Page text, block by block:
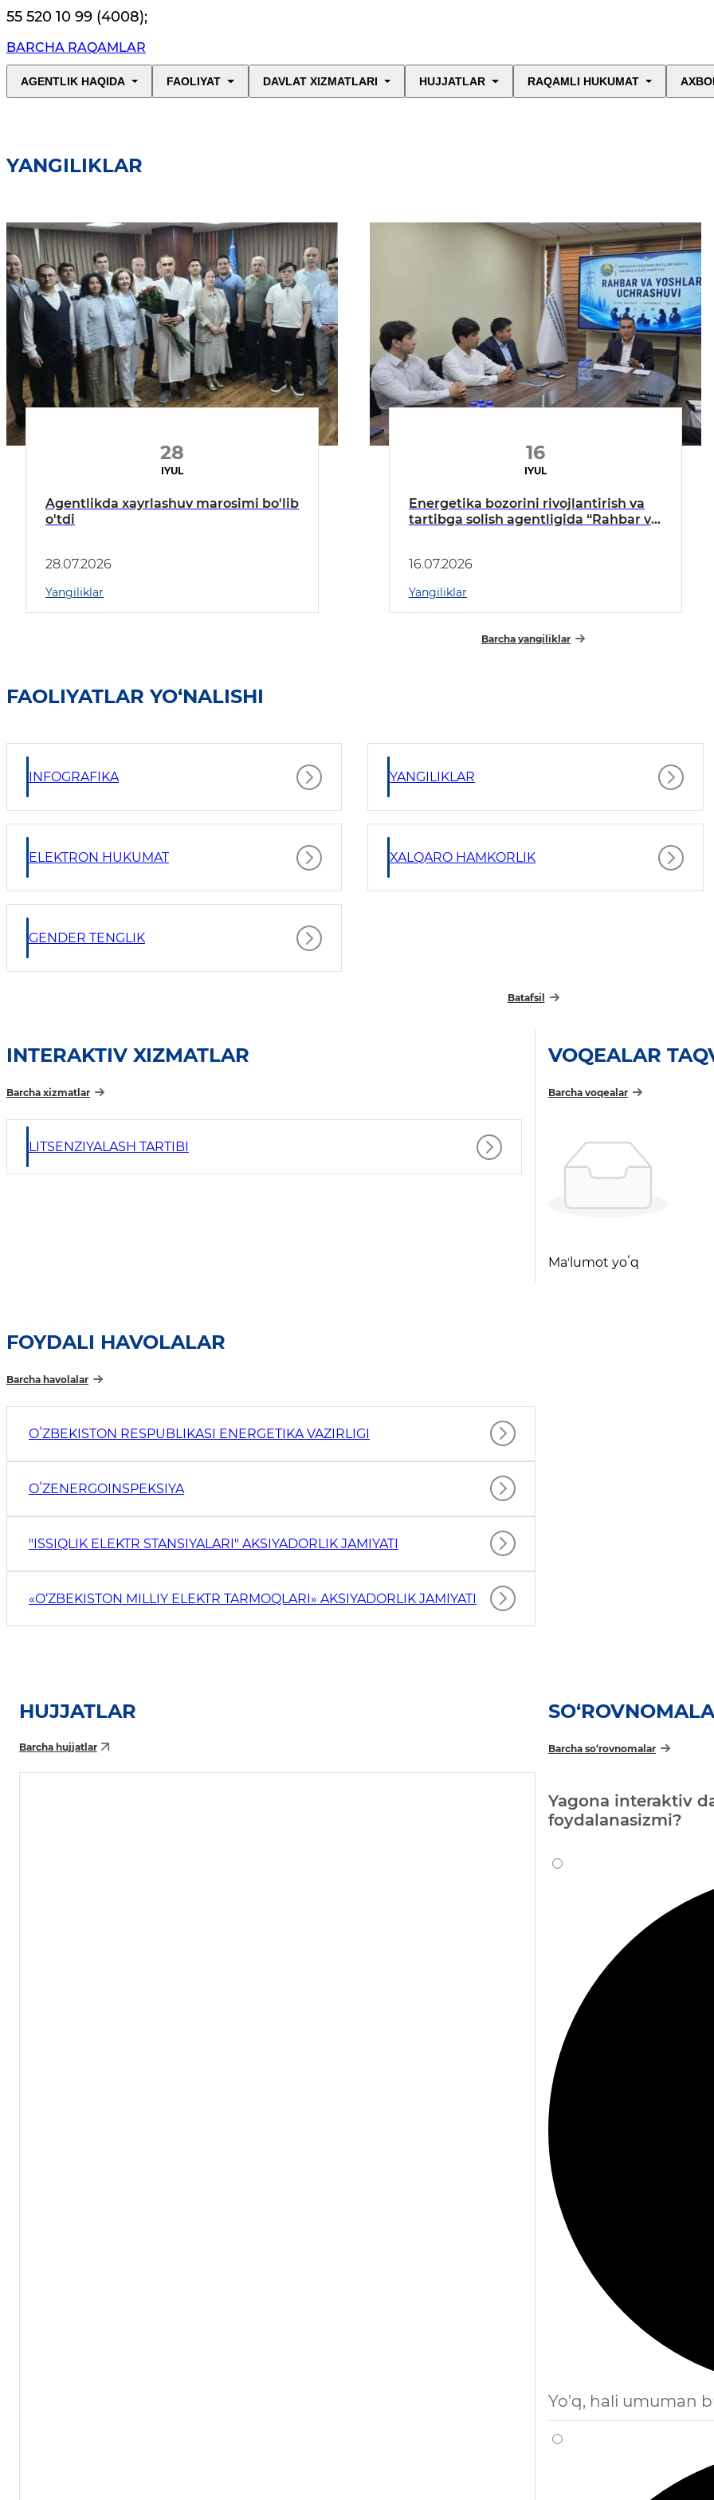
55 520 10 99 (4008);
BARCHA RAQAMLAR
AGENTLIK HAQIDA FAOLIYAT DAVLAT XIZMATLARI HUJJATLAR RAQAMLI HUKUMAT
YANGILIKLAR
28
IYUL
Agentlikda xayrlashuv marosimi bo'lib
o'tdi
28.07.2026
Yangiliklar
16
IYUL
Energetika bozorini rivojlantirish va
tartibga solish agentligida “Rahbar va
16.07.2026
Yangiliklar
Barcha yangiliklar
FAOLIYATLAR YO‘NALISHI
INFOGRAFIKA YANGILIKLAR
ELEKTRON HUKUMAT XALQARO HAMKORLIK
GENDER TENGLIK
Batafsil
INTERAKTIV XIZMATLAR
Barcha xizmatlar
LITSENZIYALASH TARTIBI
VOQEALAR
Barcha voqealar
Maʼlumot yoʻq
FOYDALI HAVOLALAR
Barcha havolalar
OʻZBEKISTON RESPUBLIKASI ENERGETIKA VAZIRLIGI
OʻZENERGOINSPEKSIYA
"ISSIQLIK ELEKTR STANSIYALARI" AKSIYADORLIK JAMIYATI
«O‘ZBEKISTON MILLIY ELEKTR TARMOQLARI» AKSIYADORLIK JAMIYATI
HUJJATLAR
Barcha hujjatlar Barcha so‘rovnomalar
Yagona interaktiv
foydalanasizmi?
Yo'q, hali umuman